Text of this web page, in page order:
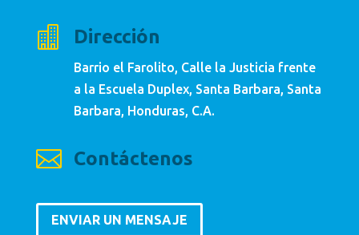
 Dirección
Barrio el Farolito, Calle la Justicia frente
a la Escuela Duplex, Santa Barbara, Santa
Barbara, Honduras, C.A.
 Contáctenos
ENVIAR UN MENSAJE